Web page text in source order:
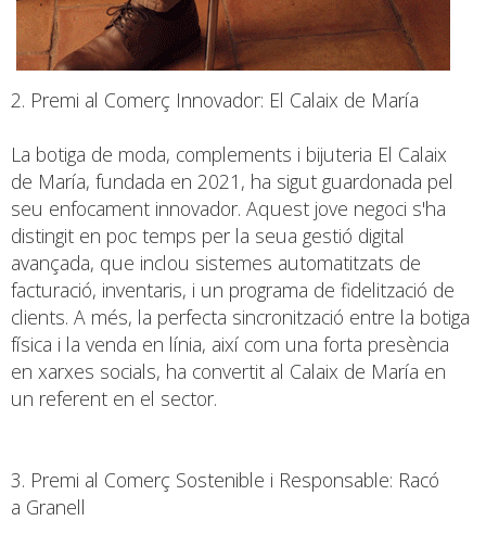
2. Premi al Comerç Innovador: El Calaix de María
La botiga de moda, complements i bijuteria El Calaix
de María, fundada en 2021, ha sigut guardonada pel
seu enfocament innovador. Aquest jove negoci s'ha
distingit en poc temps per la seua gestió digital
avançada, que inclou sistemes automatitzats de
facturació, inventaris, i un programa de fidelització de
clients. A més, la perfecta sincronització entre la botiga
física i la venda en línia, així com una forta presència
en xarxes socials, ha convertit al Calaix de María en
un referent en el sector.
3. Premi al Comerç Sostenible i Responsable: Racó
a Granell